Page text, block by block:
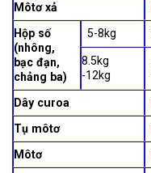
Môtơ xả
Hộp số
(nhông,
bạc đạn,
chảng ba)
5-8kg
8.5kg
-12kg
Dây curoa
Tụ môtơ
Môtơ